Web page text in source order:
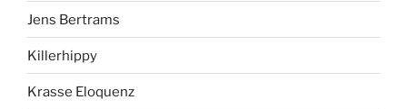
Jens Bertrams
Killerhippy
Krasse Eloquenz